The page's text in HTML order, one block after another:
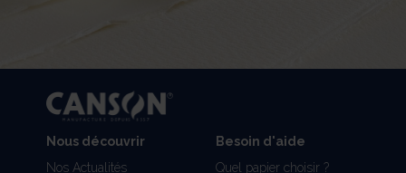
Nous découvrir
Nos Actualités
Besoin d'aide
Quel papier choisir ?